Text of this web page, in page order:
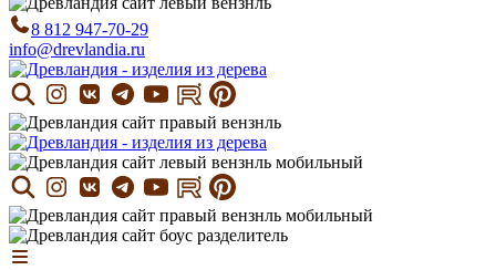
8 812 947-70-29
info@drevlandia.ru